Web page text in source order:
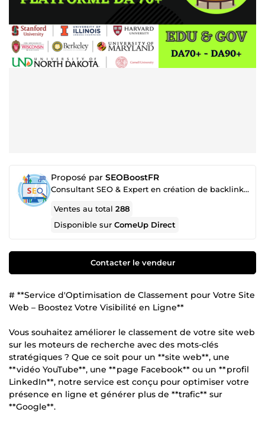
Proposé par SEOBoostFR
Consultant SEO & Expert en création de backlinks français
Ventes au total288
Disponible surComeUp Direct
Contacter le vendeur
# **Service d'Optimisation de Classement pour Votre Site
Web – Boostez Votre Visibilité en Ligne**
Vous souhaitez améliorer le classement de votre site web
sur les moteurs de recherche avec des mots-clés
stratégiques ? Que ce soit pour un **site web**, une
**vidéo YouTube**, une **page Facebook** ou un **profil
LinkedIn**, notre service est conçu pour optimiser votre
présence en ligne et générer plus de **trafic** sur
**Google**.